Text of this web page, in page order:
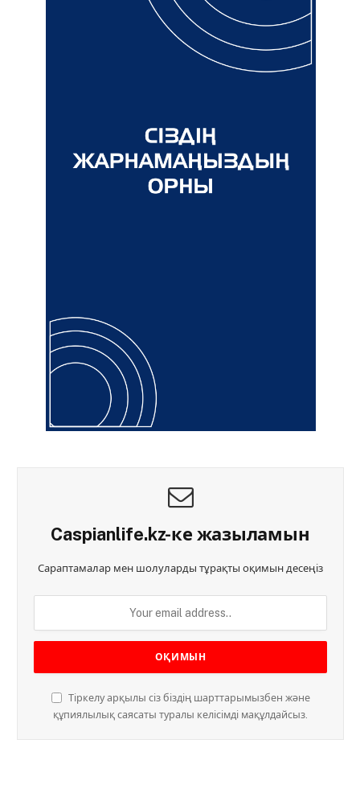
Caspianlife.kz-ке жазыламын
Сараптамалар мен шолуларды тұрақты оқимын десеңіз
Тіркелу арқылы сіз біздің шарттарымызбен және
құпиялылық саясаты туралы келісімді мақұлдайсыз.